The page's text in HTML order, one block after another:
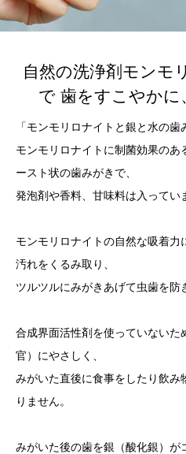
自然の洗浄剤モンモ
で 歯をすこやかに
「モンモリロナイトと銀と水の
モンモリロナイトに制菌効果の
ースト状の歯みがきで、
発泡剤や香料、甘味料は入ってい
モンモリロナイトの自然な吸着
汚れをくるみ取り、
ツルツルにみがきあげて⾍⻭を防
合成界面活性剤を使っていないた
官）にやさしく、
みがいた直後に食事をしたり飲み
りません。
みがいた後の歯を銀（酸化銀）が
えどがわ楽市